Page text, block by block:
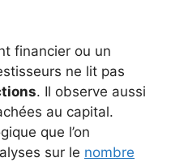
financier ou un
ne lit pas
. Il observe aussi
au capital.
que l’on
sur le nombre